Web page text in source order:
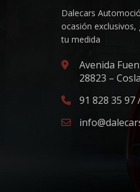
Dalecars
ocasión
tu medida
Avenida
28823 –
91 828 35 97